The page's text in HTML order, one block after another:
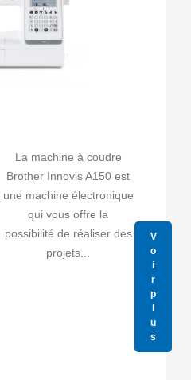
La machine à coudre
Brother Innovis A150 est
une machine électronique
qui vous offre la
possibilité de réaliser des
projets...
V
o
i
r
p
l
u
s